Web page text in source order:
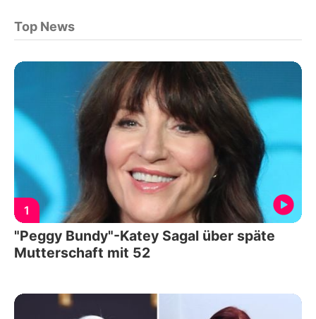
Top News
1
"Peggy Bundy"-Katey Sagal über späte
Mutterschaft mit 52